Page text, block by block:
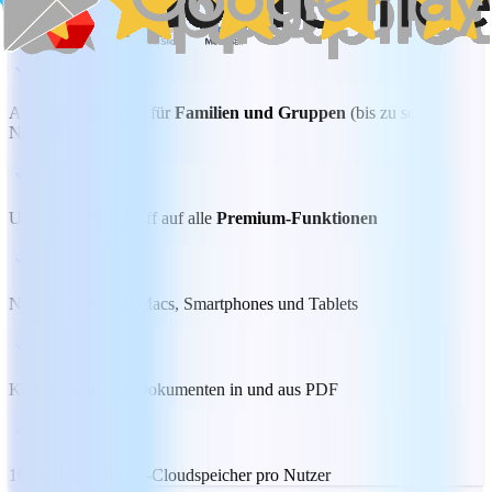
Am besten geeignet für Familien und Gruppen (bis zu sechs
Nutzer)
Unbegrenzter Zugriff auf alle Premium-Funktionen
Nutzung auf PCs, Macs, Smartphones und Tablets
Konvertieren von Dokumenten in und aus PDF
100 GB MobiDrive-Cloudspeicher pro Nutzer